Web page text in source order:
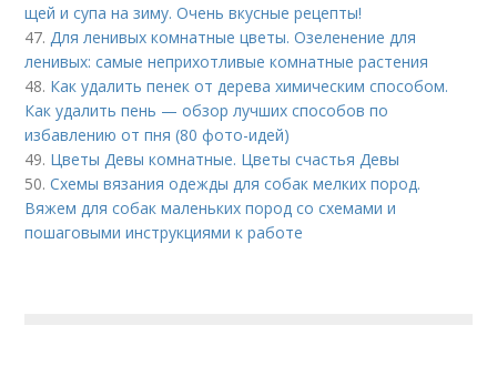
щей и супа на зиму. Очень вкусные рецепты!
47. Для ленивых комнатные цветы. Озеленение для
ленивых: самые неприхотливые комнатные растения
48. Как удалить пенек от дерева химическим способом.
Как удалить пень — обзор лучших способов по
избавлению от пня (80 фото-идей)
49. Цветы Девы комнатные. Цветы счастья Девы
50.Схемы вязания одежды для собак мелких пород.
Вяжем для собак маленьких пород со схемами и
пошаговыми инструкциями к работе